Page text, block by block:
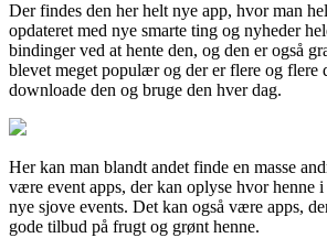
Der findes den her helt nye app, hvor man
opdateret med nye smarte ting og nyheder
bindinger ved at hente den, og den er også
blevet meget populær og der er flere og flere
downloade den og bruge den hver dag.
Her kan man blandt andet finde en masse
være event apps, der kan oplyse hvor henne
nye sjove events. Det kan også være apps,
gode tilbud på frugt og grønt henne.